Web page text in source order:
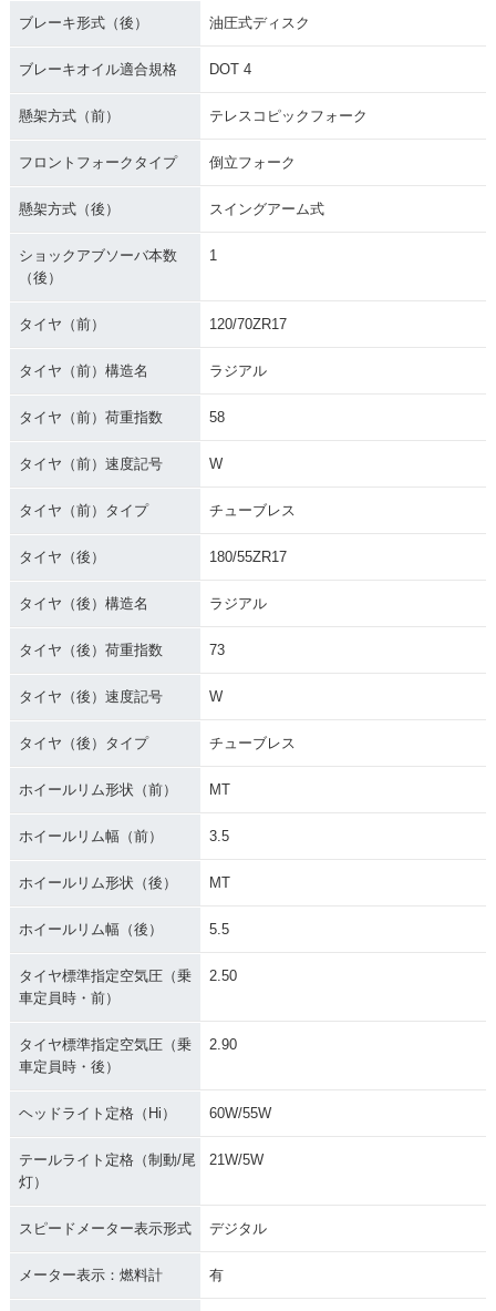
ブレーキ形式（後） 油圧式ディスク
ブレーキオイル適合規格 DOT 4
懸架方式（前） テレスコピックフォーク
フロントフォークタイプ 倒立フォーク
懸架方式（後） スイングアーム式
ショックアブソーバ本数
（後）
1
タイヤ（前） 120/70ZR17
タイヤ（前）構造名 ラジアル
タイヤ（前）荷重指数 58
タイヤ（前）速度記号 W
タイヤ（前）タイプ チューブレス
タイヤ（後） 180/55ZR17
タイヤ（後）構造名 ラジアル
タイヤ（後）荷重指数 73
タイヤ（後）速度記号 W
タイヤ（後）タイプ チューブレス
ホイールリム形状（前） MT
ホイールリム幅（前） 3.5
ホイールリム形状（後） MT
ホイールリム幅（後） 5.5
タイヤ標準指定空気圧（乗
車定員時・前）
2.50
タイヤ標準指定空気圧（乗
車定員時・後）
2.90
ヘッドライト定格（Hi） 60W/55W
テールライト定格（制動/尾
灯）
21W/5W
スピードメーター表示形式 デジタル
メーター表示：燃料計 有